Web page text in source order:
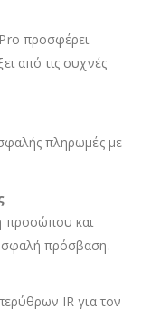
προσφέρει
από τις συχνές
πληρωμές με
προσώπου και
πρόσβαση.
IR για τον